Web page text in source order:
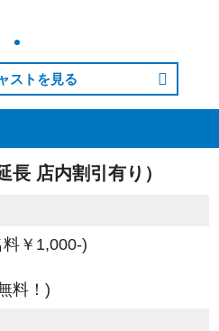
ストを見る
長 店内割引有り）
￥1,000‐)
料！)